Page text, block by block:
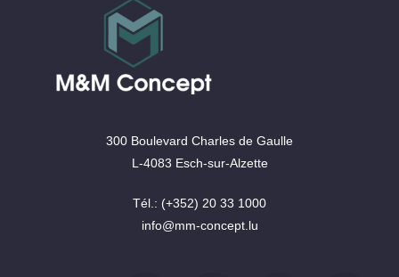
300 Boulevard Charles de Gaulle
L-4083 Esch-sur-Alzette
Tél.: (+352) 20 33 1000
info@mm-concept.lu